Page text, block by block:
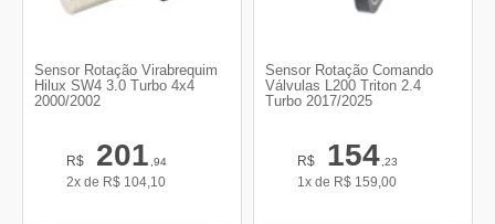
Sensor Rotação Virabrequim
Hilux SW4 3.0 Turbo 4x4
2000/2002
R$ 201,94
2x de R$ 104,10
Sensor Rotação Comando
Válvulas L200 Triton 2.4
Turbo 2017/2025
R$ 154,23
1x de R$ 159,00